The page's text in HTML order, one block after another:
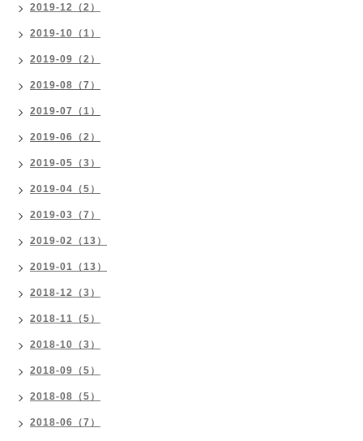
2019-12（2）
2019-10（1）
2019-09（2）
2019-08（7）
2019-07（1）
2019-06（2）
2019-05（3）
2019-04（5）
2019-03（7）
2019-02（13）
2019-01（13）
2018-12（3）
2018-11（5）
2018-10（3）
2018-09（5）
2018-08（5）
2018-06（7）